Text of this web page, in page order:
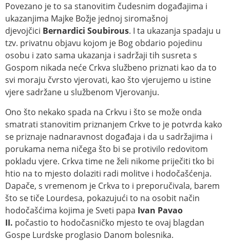
Povezano je to sa stanovitim čudesnim događajima i
ukazanjima Majke Božje jednoj siromašnoj
djevojčici Bernardici Soubirous. I ta ukazanja spadaju u
tzv. privatnu objavu kojom je Bog obdario pojedinu
osobu i zato sama ukazanja i sadržaji tih susreta s
Gospom nikada neće Crkva službeno priznati kao da to
svi moraju čvrsto vjerovati, kao što vjerujemo u istine
vjere sadržane u službenom Vjerovanju.
Ono što nekako spada na Crkvu i što se može onda
smatrati stanovitim priznanjem Crkve to je potvrda kako
se priznaje nadnaravnost događaja i da u sadržajima i
porukama nema ničega što bi se protivilo redovitom
pokladu vjere. Crkva time ne želi nikome priječiti tko bi
htio na to mjesto dolaziti radi molitve i hodočašćenja.
Dapače, s vremenom je Crkva to i preporučivala, barem
što se tiče Lourdesa, pokazujući to na osobit način
hodočašćima kojima je Sveti papa Ivan Pavao
II. počastio to hodočasničko mjesto te ovaj blagdan
Gospe Lurdske proglasio Danom bolesnika.